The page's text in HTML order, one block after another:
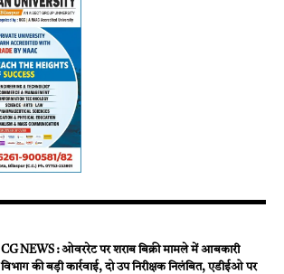
CG NEWS : ओवररेट पर शराब बिक्री मामले में आबकारी
विभाग की बड़ी कार्रवाई, दो उप निरीक्षक निलंबित, एडीईओ पर